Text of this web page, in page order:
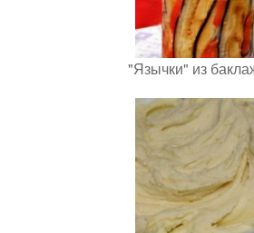
"Язычки" из